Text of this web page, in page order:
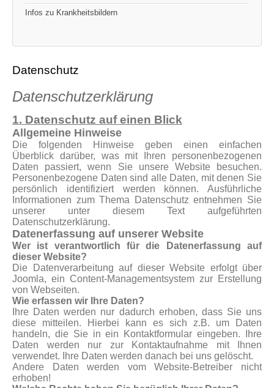
Infos zu Krankheitsbildern
Datenschutz
Datenschutzerklärung
1. Datenschutz auf einen Blick
Allgemeine Hinweise
Die folgenden Hinweise geben einen einfachen
Überblick darüber, was mit Ihren personenbezogenen
Daten passiert, wenn Sie unsere Website besuchen.
Personenbezogene Daten sind alle Daten, mit denen Sie
persönlich identifiziert werden können. Ausführliche
Informationen zum Thema Datenschutz entnehmen Sie
unserer unter diesem Text aufgeführten
Datenschutzerklärung.
Datenerfassung auf unserer Website
Wer ist verantwortlich für die Datenerfassung auf
dieser Website?
Die Datenverarbeitung auf dieser Website erfolgt über
Joomla, ein Content-Managementsystem zur Erstellung
von Webseiten.
Wie erfassen wir Ihre Daten?
Ihre Daten werden nur dadurch erhoben, dass Sie uns
diese mitteilen. Hierbei kann es sich z.B. um Daten
handeln, die Sie in ein Kontaktformular eingeben. Ihre
Daten werden nur zur Kontaktaufnahme mit Ihnen
verwendet. Ihre Daten werden danach bei uns gelöscht.
Andere Daten werden vom Website-Betreiber nicht
erhoben!